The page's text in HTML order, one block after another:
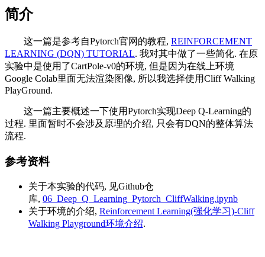
简介
这一篇是参考自Pytorch官网的教程, REINFORCEMENT
LEARNING (DQN) TUTORIAL. 我对其中做了一些简化. 在原
实验中是使用了CartPole-v0的环境, 但是因为在线上环境
Google Colab里面无法渲染图像, 所以我选择使用Cliff Walking
PlayGround.
这一篇主要概述一下使用Pytorch实现Deep Q-Learning的
过程. 里面暂时不会涉及原理的介绍, 只会有DQN的整体算法
流程.
参考资料
关于本实验的代码, 见Github仓
库, 06_Deep_Q_Learning_Pytorch_CliffWalking.ipynb
关于环境的介绍, Reinforcement Learning(强化学习)-Cliff
Walking Playground环境介绍.